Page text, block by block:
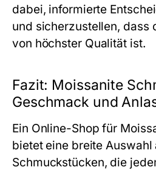
dabei, informierte
und sicherzustellen, dass
von höchster Qualität ist.
Fazit: Moissanite
Geschmack und
Ein Online-Shop für
bietet eine breite
Schmuckstücken, die